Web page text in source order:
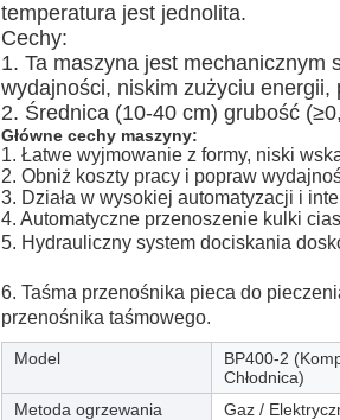
temperatura jest jednolita.
Cechy:
1. Ta maszyna jest mechanicznym
wydajności, niskim zużyciu energii,
2. Średnica (10-40 cm) grubość
Główne cechy maszyny:
1. Łatwe wyjmowanie z formy, niski
2. Obniż koszty pracy i popraw
3. Działa w wysokiej automatyzacji i
4. Automatyczne przenoszenie kulki
5. Hydrauliczny system dociskania
6. Taśma przenośnika pieca do
przenośnika taśmowego.
​Model
BP400-2
Chłodnica)
Metoda ogrzewania
Gaz /